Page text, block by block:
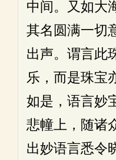
中间。又如大
其名圆满一切
出声。谓言此
乐，而是珠宝
如是，语言妙
悲幢上，随诸
出妙语言悉令